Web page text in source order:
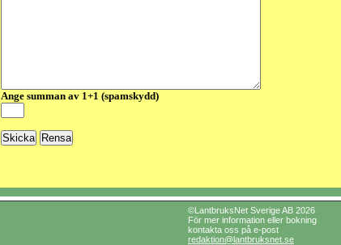
Ange summan av 1+1 (spamskydd)
©LantbruksNet Sverige AB 2026
För mer information eller bokning
kontakta oss på e-post
redaktion@lantbruksnet.se